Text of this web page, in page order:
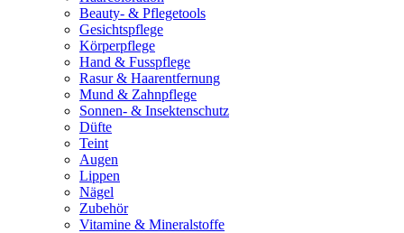
Beauty- & Pflegetools
Gesichtspflege
Körperpflege
Hand & Fusspflege
Rasur & Haarentfernung
Mund & Zahnpflege
Sonnen- & Insektenschutz
Düfte
Teint
Augen
Lippen
Nägel
Zubehör
Vitamine & Mineralstoffe